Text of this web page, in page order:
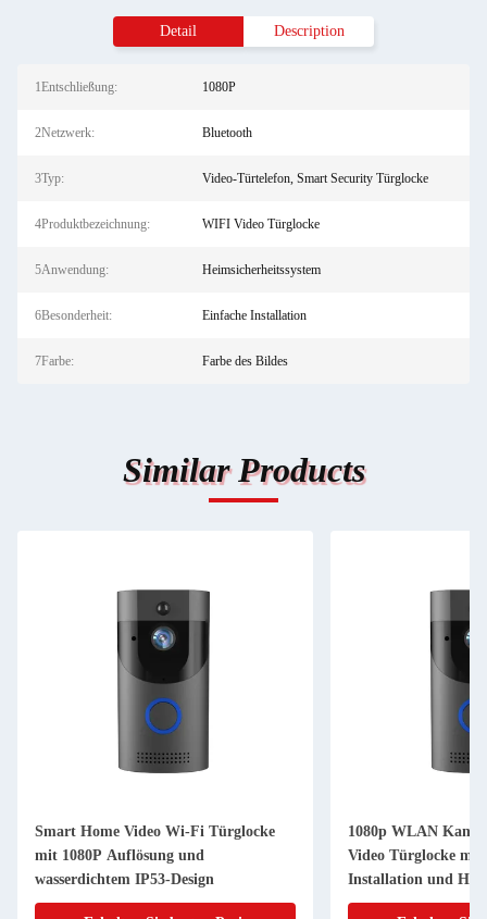
Detail Description
1Entschließung: 1080P
2Netzwerk: Bluetooth
3Typ: Video-Türtelefon, Smart Security Türglocke
4Produktbezeichnung: WIFI Video Türglocke
5Anwendung: Heimsicherheitssystem
6Besonderheit: Einfache Installation
7Farbe: Farbe des Bildes
Similar Products
Smart Home Video Wi-Fi Türglocke
mit 1080P Auflösung und
wasserdichtem IP53-Design
1080p WLAN
Video Türglocke mit
Installation und HD